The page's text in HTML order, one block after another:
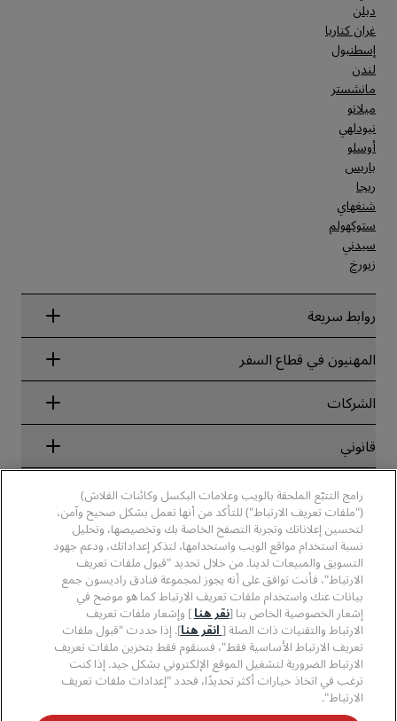
دبلن
غران كناريا
إسطنبول
لندن
مانشستر
ميلانو
نيودلهي
أوسلو
باريس
ريجا
شنغهاي
ستوكهولم
سيدني
زيورخ
روابط سريعة
Radisson Rewards
ضمان أفضل سعر حجز عبر الإنترنت
Blog
الوجهات
تطبيق فنادق راديسون
الفنادق المعتمدة في مجال الرياضة
فنادق مناسبة للعائلات
الصحة والسلامة
المهنيون في قطاع السفر
الشركاء
الشركات
مجموعة فنادق راديسون
وسائل الإعلام
الوظائف، مجموعة فنادق PPHE
الوظائف في مجموعة فنادق EHL
The Club by RHG
فرص التنمية
الأعمال المسؤولة
المشتريات
قانوني
الإشعار القانوني
شروط برنامج Radisson Rewards وأحكامه
اتفاقية استخدام الموقع
سهولة التصفح الرقمي
بيان الرق ّ المعاصر
مساعدة
تنبيهات للمستهلكين
بيانات الاتصال
الأسئلة الشائعة
خريطة الموقع
وسائل التواصل الاجتماعي
علامات فنادق راديسون التجارية
رامج التتبّع الملحقة بالويب وعلامات البكسل وكائنات الفلاش)
("ملفات تعريف الارتباط") للتأكد من أنها تعمل بشكل صحيح وآمن،
لتحسين إعلاناتك وتجربة التصفح الخاصة بك وتخصيصها، وتحليل
نسبة استخدام مواقع الويب واستخدامها، لتذكر إعداداتك، ودعم جهود
التسويق والمبيعات لدينا. من خلال تحديد "قبول ملفات تعريف
الارتباط"، فأنت توافق على أنه يجوز لمجموعة فنادق راديسون جمع
بيانات عنك واستخدام ملفات تعريف الارتباط كما هو موضح في
إشعار الخصوصية الخاص بنا [نقر هنا ] وإشعار ملفات تعريف
الارتباط والتقنيات ذات الصلة [ انقر هنا]. إذا حددت "قبول ملفات
تعريف الارتباط الأساسية فقط"، فسنقوم فقط بتخزين ملفات تعريف
الارتباط الضرورية لتشغيل الموقع الإلكتروني بشكل جيد. إذا كنت
ترغب في اتخاذ خيارات أكثر تحديدًا، فحدد "إعدادات ملفات تعريف
الارتباط".